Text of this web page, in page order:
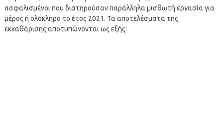
ασφαλισμένοι που διατηρούσαν παράλληλα μισθωτή εργασία για
μέρος ή ολόκληρο το έτος 2021. Τα αποτελέσματα της
εκκαθάρισης αποτυπώνονται ως εξής: